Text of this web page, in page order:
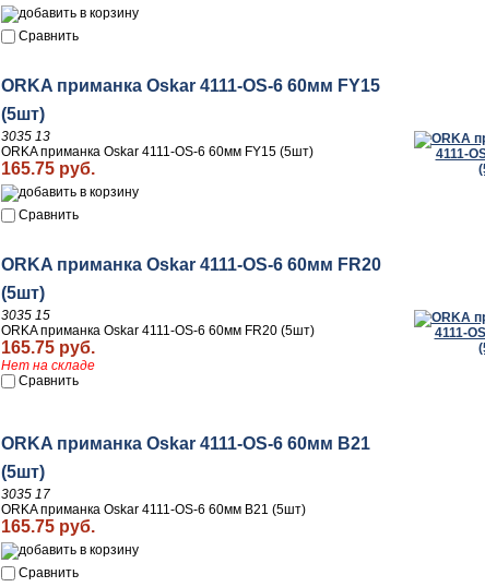
Сравнить
ORKA приманка Oskar 4111-OS-6 60мм FY15
(5шт)
3035 13
ORKA приманка Oskar 4111-OS-6 60мм FY15 (5шт)
165.75 руб.
Сравнить
ORKA приманка Oskar 4111-OS-6 60мм FR20
(5шт)
3035 15
ORKA приманка Oskar 4111-OS-6 60мм FR20 (5шт)
165.75 руб.
Нет на складе
Сравнить
ORKA приманка Oskar 4111-OS-6 60мм B21
(5шт)
3035 17
ORKA приманка Oskar 4111-OS-6 60мм B21 (5шт)
165.75 руб.
Сравнить